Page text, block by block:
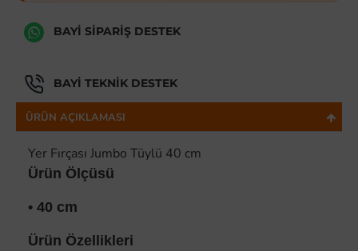
BAYI SIPARIŞ DESTEK
BAYI TEKNIK DESTEK
ÜRÜN AÇIKLAMASI
Yer Fırçası Jumbo Tüylü 40 cm
Ürün Ölçüsü
• 40 cm
Ürün Özellikleri